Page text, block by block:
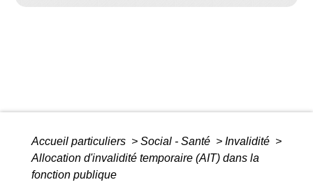
Accueil particuliers > Social - Santé > Invalidité >
Allocation d'invalidité temporaire (AIT) dans la
fonction publique